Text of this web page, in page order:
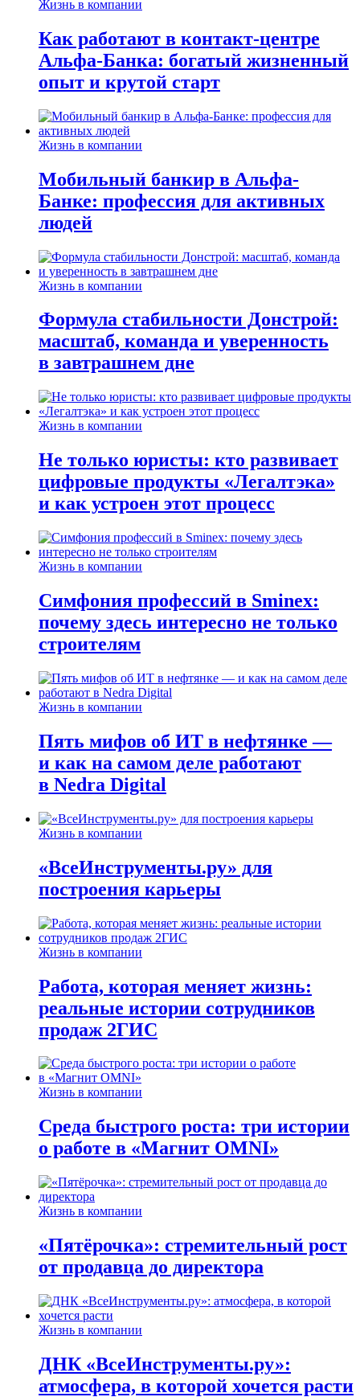
Жизнь в компании
Как работают в контакт-центре
Альфа-Банка: богатый жизненный
опыт и крутой старт
Жизнь в компании
Мобильный банкир в Альфа-
Банке: профессия для активных
людей
Жизнь в компании
Формула стабильности Донстрой:
масштаб, команда и уверенность
в завтрашнем дне
Жизнь в компании
Не только юристы: кто развивает
цифровые продукты «Легалтэка»
и как устроен этот процесс
Жизнь в компании
Симфония профессий в Sminex:
почему здесь интересно не только
строителям
Жизнь в компании
Пять мифов об ИТ в нефтянке —
и как на самом деле работают
в Nedra Digital
Жизнь в компании
«ВсеИнструменты.ру» для
построения карьеры
Жизнь в компании
Работа, которая меняет жизнь:
реальные истории сотрудников
продаж 2ГИС
Жизнь в компании
Среда быстрого роста: три истории
о работе в «Магнит OMNI»
Жизнь в компании
«Пятёрочка»: стремительный рост
от продавца до директора
Жизнь в компании
ДНК «ВсеИнструменты.ру»:
атмосфера, в которой хочется расти